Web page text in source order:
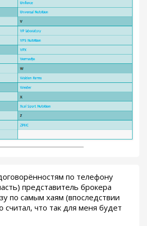
по телефону
представитель брокера
по самым хаям (впоследствии
считал, что так для меня будет